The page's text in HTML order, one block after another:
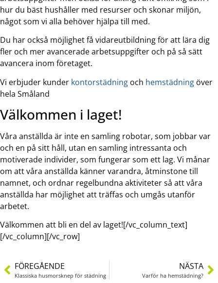
hur du bäst hushåller med resurser och skonar miljön,
något som vi alla behöver hjälpa till med.
Du har också möjlighet få vidareutbildning för att lära dig
fler och mer avancerade arbetsuppgifter och på så sätt
avancera inom företaget.
Vi erbjuder kunder kontorstädning och hemstädning över
hela Småland
Välkommen i laget!
Våra anställda är inte en samling robotar, som jobbar var
och en på sitt håll, utan en samling intressanta och
motiverade individer, som fungerar som ett lag. Vi månar
om att våra anställda känner varandra, åtminstone till
namnet, och ordnar regelbundna aktiviteter så att våra
anställda har möjlighet att träffas och umgås utanför
arbetet.
Välkommen att bli en del av laget![/vc_column_text]
[/vc_column][/vc_row]
FÖREGÅENDE
Klassiska husmorsknep för städning
NÄSTA
Varför ha hemstädning?